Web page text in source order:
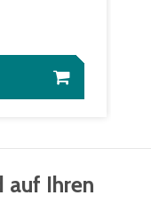
auf Ihren